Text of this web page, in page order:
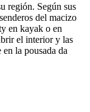
región. Según sus
del macizo
en kayak o en
el interior y las
la pousada da